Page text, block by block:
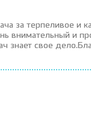
за терпеливое и
внимательный и
знает свое